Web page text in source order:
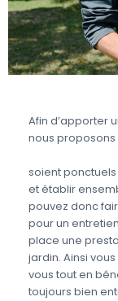
Afin d’apporter
nous proposons
soient
et établir
pouvez donc
pour un
place une
jardin. Ainsi
vous tout en
toujours bien